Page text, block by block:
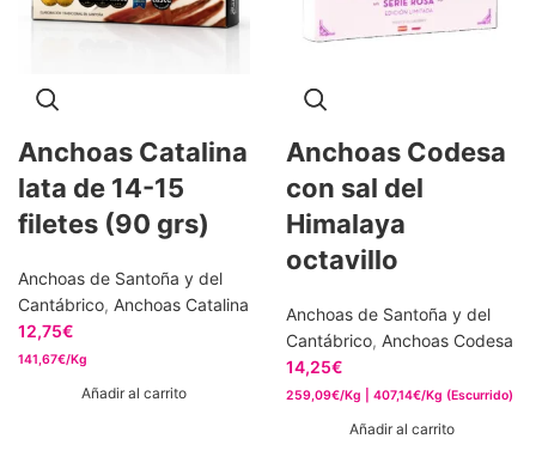
Anchoas Catalina
lata de 14-15
filetes (90 grs)
Anchoas de Santoña y del
Cantábrico, Anchoas Catalina
12,75€
141,67€/Kg
Añadir al carrito
Anchoas Codesa
con sal del
Himalaya
octavillo
Anchoas de Santoña y del
Cantábrico, Anchoas Codesa
14,25€
259,09€/Kg | 407,14€/Kg (Escurrido)
Añadir al carrito